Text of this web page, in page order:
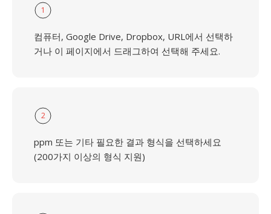
1
컴퓨터, Google Drive, Dropbox, URL에서 선택하
거나 이 페이지에서 드래그하여 선택해 주세요.
2
ppm 또는 기타 필요한 결과 형식을 선택하세요
(200가지 이상의 형식 지원)